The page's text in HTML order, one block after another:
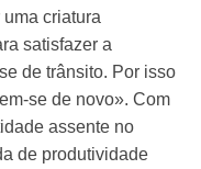
criatura
satisfazer a
de trânsito. Por isso
se de novo». Com
assente no
de produtividade